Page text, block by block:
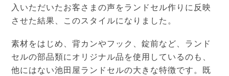
入いただいたお客さまの声をランドセル作りに反映
させた結果、このスタイルになりました。
素材をはじめ、背カンやフック、錠前など、ランド
セルの部品類にオリジナル品を使用しているのも、
他にはない池田屋ランドセルの大きな特徴です。既